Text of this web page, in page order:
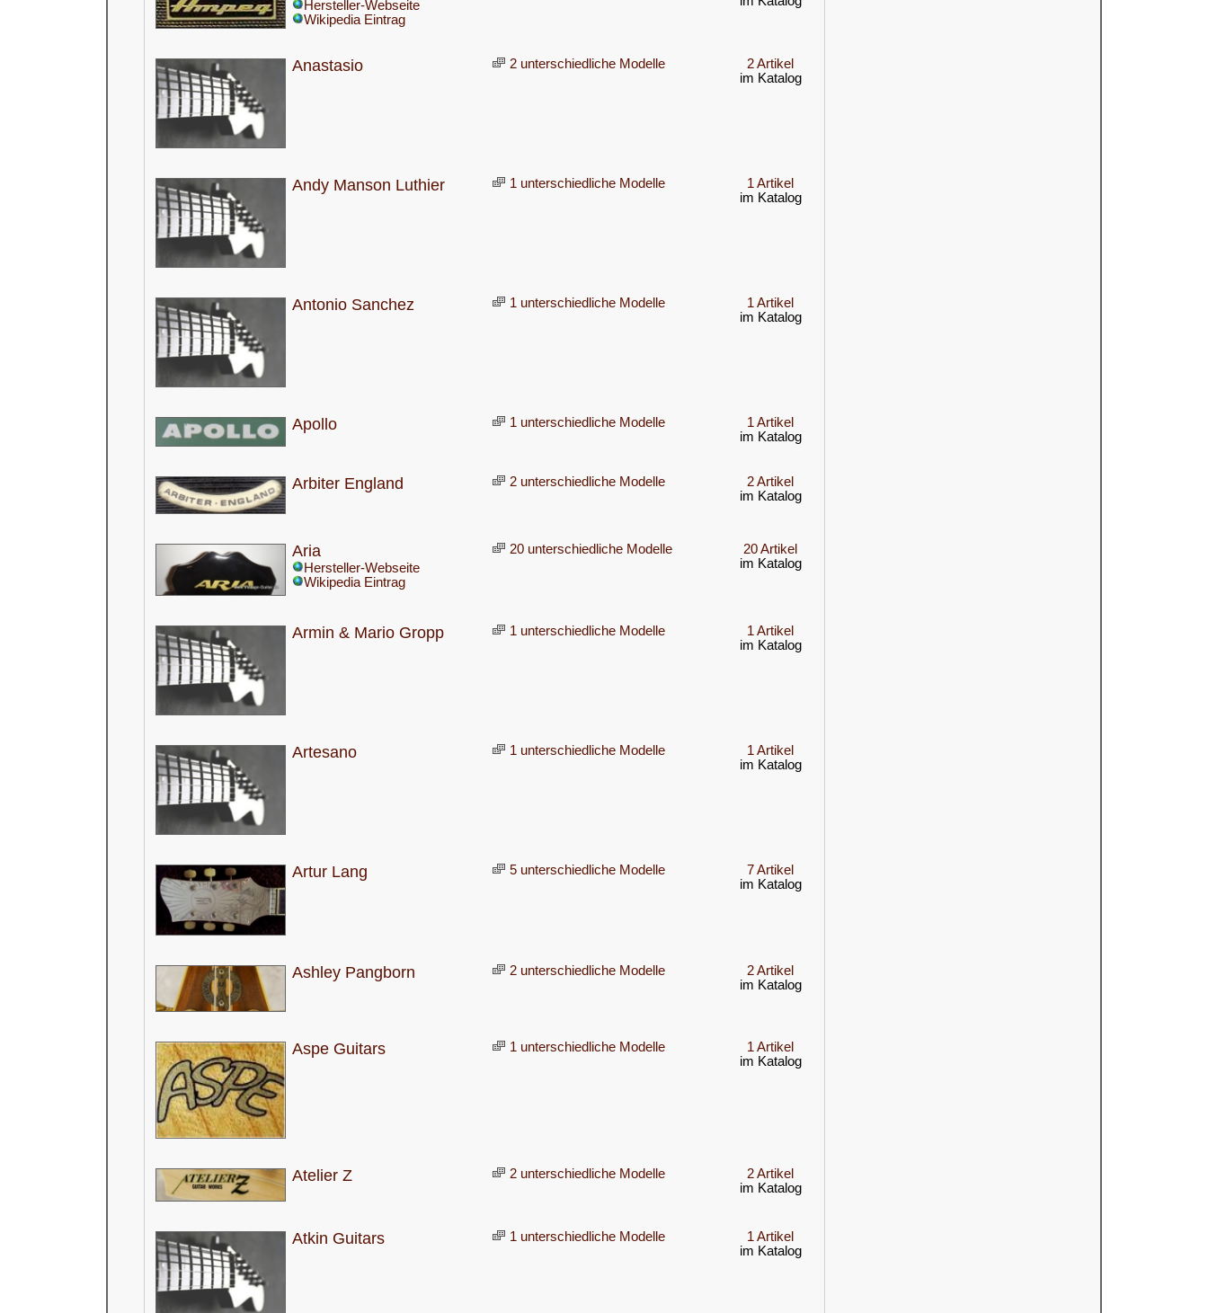
Hersteller-Webseite
Wikipedia Eintrag
Anastasio 2 unterschiedliche Modelle
2 Artikel
im Katalog
Andy Manson Luthier 1 unterschiedliche Modelle
1 Artikel
im Katalog
Antonio Sanchez 1 unterschiedliche Modelle
1 Artikel
im Katalog
Apollo 1 unterschiedliche Modelle
1 Artikel
im Katalog
Arbiter England 2 unterschiedliche Modelle
2 Artikel
im Katalog
Aria
Hersteller-Webseite
Wikipedia Eintrag
20 unterschiedliche Modelle
20 Artikel
im Katalog
Armin & Mario Gropp 1 unterschiedliche Modelle
1 Artikel
im Katalog
Artesano 1 unterschiedliche Modelle
1 Artikel
im Katalog
Artur Lang 5 unterschiedliche Modelle
7 Artikel
im Katalog
Ashley Pangborn 2 unterschiedliche Modelle
2 Artikel
im Katalog
Aspe Guitars 1 unterschiedliche Modelle
1 Artikel
im Katalog
Atelier Z 2 unterschiedliche Modelle
2 Artikel
im Katalog
Atkin Guitars 1 unterschiedliche Modelle
1 Artikel
im Katalog